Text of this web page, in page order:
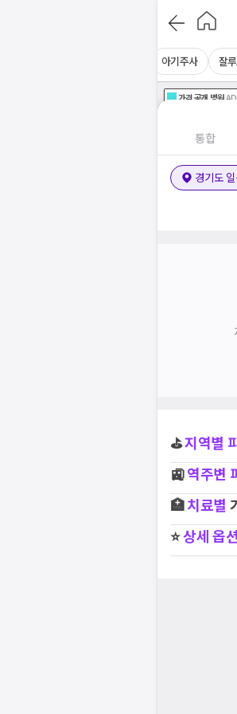
아기주사 잘
가격공개 병원AD
통합
경기도
⛳지역별
🚉역주변
🏥치료별
⭐상세 옵